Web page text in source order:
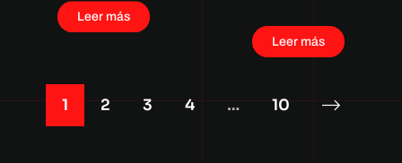
Leer más
Leer más
1 2 3 4 … 10